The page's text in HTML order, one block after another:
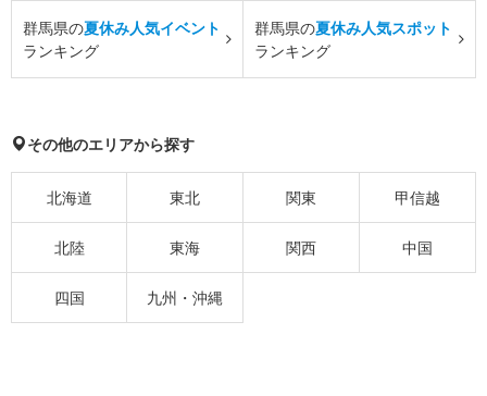
群馬県の夏休み人気イベント
ランキング
群馬県の夏休み人気スポット
ランキング
その他のエリアから探す
北海道 東北 関東 甲信越
北陸 東海 関西 中国
四国 九州・沖縄